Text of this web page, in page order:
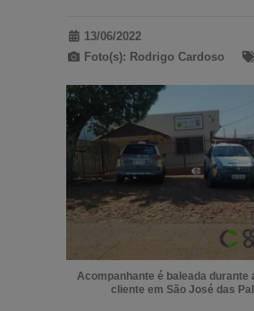
13/06/2022
Foto(s): Rodrigo Cardoso
Acompanhante é baleada durante
cliente em São José das